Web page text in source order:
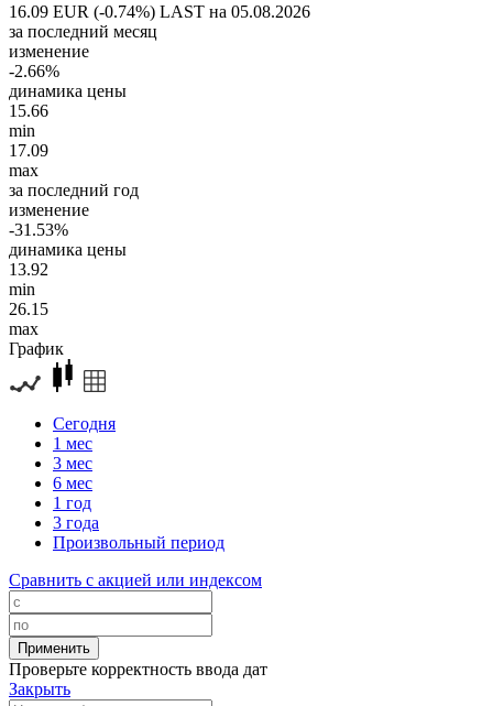
16.09 EUR (-0.74%) LAST на 05.08.2026
за последний месяц
изменение
-2.66%
динамика цены
15.66
min
17.09
max
за последний год
изменение
-31.53%
динамика цены
13.92
min
26.15
max
График
Сегодня
1 мес
3 мес
6 мес
1 год
3 года
Произвольный период
Сравнить с акцией или индексом
Проверьте корректность ввода дат
Закрыть